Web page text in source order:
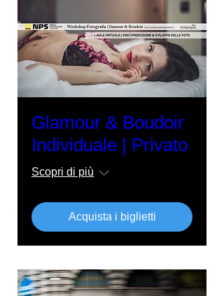
Glamour & Boudoir
Individuale | Privato
Scopri di più
Acquista i biglietti